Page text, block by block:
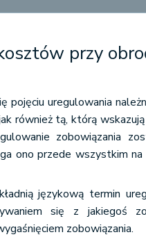
przy
pojęciu uregulowania
również tą, którą
zobowiązania
ono przede wszystkim na
językową termin
się z jakiegoś
zobowiązania.